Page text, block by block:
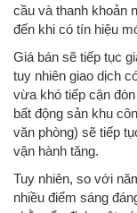
cầu và thanh khoản
đến khi có tín hiệu
Giá bán sẽ tiếp tục
tuy nhiên giao dịch
vừa khó tiếp cận
bất động sản khu
văn phòng) sẽ tiếp
vận hành tăng.
Tuy nhiên, so với
nhiều điểm sáng